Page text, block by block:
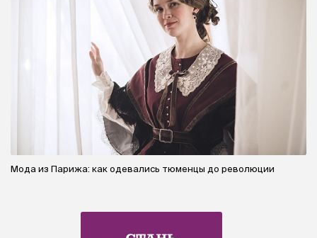
Мода из Парижа: как одевались тюменцы до революции